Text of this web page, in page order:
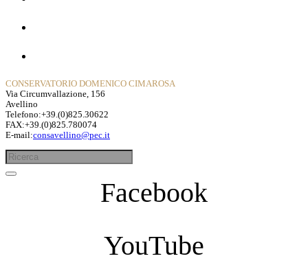
CONSERVATORIO DOMENICO CIMAROSA
Via Circumvallazione, 156
Avellino
Telefono:+39.(0)825.30622
FAX:+39.(0)825.780074
E-mail:consavellino@pec.it
Facebook
YouTube